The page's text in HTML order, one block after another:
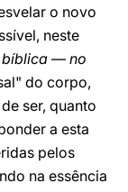
o novo
neste
— no
do corpo,
ser, quanto
a esta
pelos
na essência